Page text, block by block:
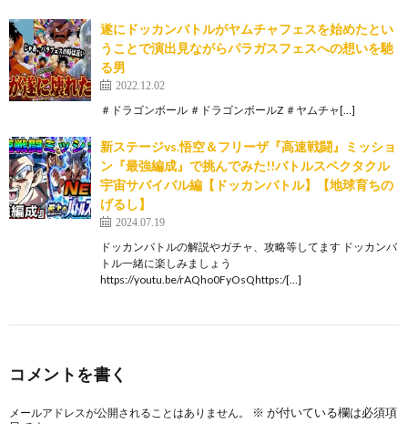
遂にドッカンバトルがヤムチャフェスを始めたとい
うことで演出見ながらパラガスフェスへの想いを馳
る男
2022.12.02
＃ドラゴンボール ＃ドラゴンボールZ ＃ヤムチャ[…]
新ステージvs.悟空＆フリーザ『高速戦闘』ミッショ
ン『最強編成』で挑んでみた!!バトルスペクタクル
宇宙サバイバル編【ドッカンバトル】【地球育ちの
げるし】
2024.07.19
ドッカンバトルの解説やガチャ、攻略等してます ドッカンバ
トル一緒に楽しみましょう
https://youtu.be/rAQho0FyOsQhttps:/[…]
コメントを書く
メールアドレスが公開されることはありません。 ※ が付いている欄は必須項